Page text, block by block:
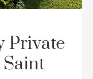
Private